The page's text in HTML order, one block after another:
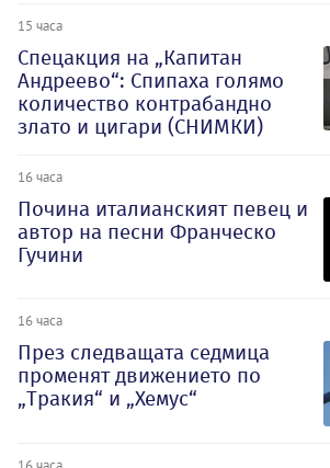
15 часа
Спецакция на „Капитан
Андреево“: Спипаха голямо
количество контрабандно
злато и цигари (СНИМКИ)
16 часа
Почина италианският певец и
автор на песни Франческо
Гучини
16 часа
През следващата седмица
променят движението по
„Тракия“ и „Хемус“